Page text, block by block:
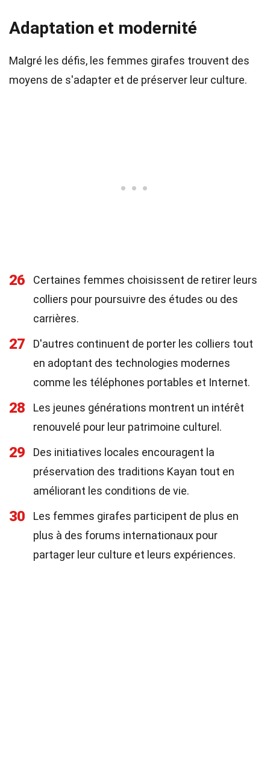
Adaptation et modernité
Malgré les défis, les femmes girafes trouvent des
moyens de s'adapter et de préserver leur culture.
26
Certaines femmes choisissent de retirer leurs
colliers pour poursuivre des études ou des
carrières.
27
D'autres continuent de porter les colliers tout
en adoptant des technologies modernes
comme les téléphones portables et Internet.
28
Les jeunes générations montrent un intérêt
renouvelé pour leur patrimoine culturel.
29
Des initiatives locales encouragent la
préservation des traditions Kayan tout en
améliorant les conditions de vie.
30
Les femmes girafes participent de plus en
plus à des forums internationaux pour
partager leur culture et leurs expériences.